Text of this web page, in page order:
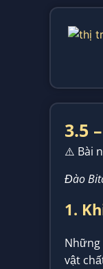
3.5
⚠️ Bài
Đào
1.
vật